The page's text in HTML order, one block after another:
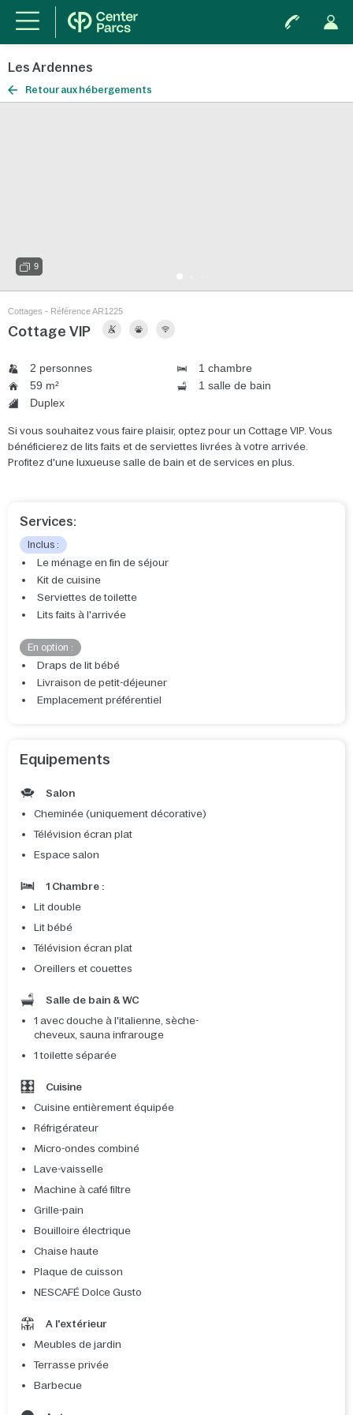
Les Ardennes
Retour aux hébergements
9
Cottages - Référence AR1225
Cottage VIP
2 personnes
1 chambre
59 m²
1 salle de bain
Duplex
Si vous souhaitez vous faire plaisir, optez pour un Cottage VIP. Vous
bénéficierez de lits faits et de serviettes livrées à votre arrivée.
Profitez d'une luxueuse salle de bain et de services en plus.
Services:
Inclus :
Le ménage en fin de séjour
Kit de cuisine
Serviettes de toilette
Lits faits à l'arrivée
En option :
Draps de lit bébé
Livraison de petit-déjeuner
Emplacement préférentiel
Equipements
Salon
Cheminée (uniquement décorative)
Télévision écran plat
Espace salon
1 Chambre :
Lit double
Lit bébé
Télévision écran plat
Oreillers et couettes
Salle de bain & WC
1 avec douche à l'italienne, sèche-
cheveux, sauna infrarouge
1 toilette séparée
Cuisine
Cuisine entièrement équipée
Réfrigérateur
Micro-ondes combiné
Lave-vaisselle
Machine à café filtre
Grille-pain
Bouilloire électrique
Chaise haute
Plaque de cuisson
NESCAFÉ Dolce Gusto
A l'extérieur
Meubles de jardin
Terrasse privée
Barbecue